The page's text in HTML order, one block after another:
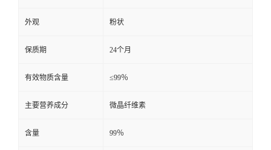
外观 粉状
保质期 24个月
有效物质含量 ≤99％
主要营养成分 微晶纤维素
含量 99％